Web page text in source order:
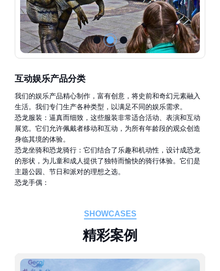
互动娱乐产品分类
我们的娱乐产品精心制作，富有创意，将史前和奇幻元素融入
生活。我们专门生产各种类型，以满足不同的娱乐需求。
恐龙服装：逼真而细致，这些服装非常适合活动、表演和互动
展览。它们允许佩戴者移动和互动，为所有年龄段的观众创造
身临其境的体验。
恐龙坐骑和恐龙骑行：它们结合了乐趣和机动性，设计成恐龙
的形状，为儿童和成人提供了独特而愉快的骑行体验。它们是
主题公园、节日和派对的理想之选。
恐龙手偶：
SHOWCASES
精彩案例